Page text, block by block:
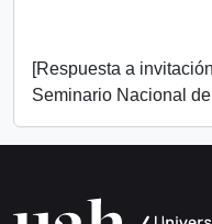
[Respuesta a
Seminario Nacional